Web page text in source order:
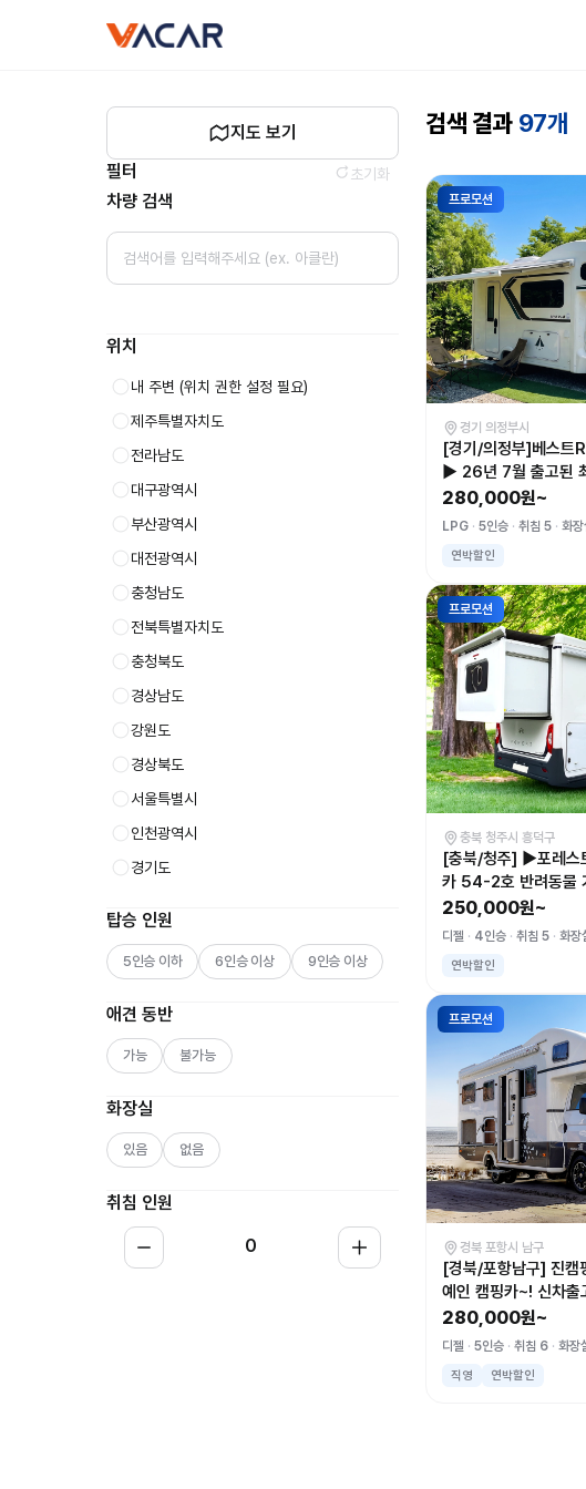
지도 보기
필터
초기화
차량 검색
위치
내 주변 (위치 권한 설정 필요)
제주특별자치도
전라남도
대구광역시
부산광역시
대전광역시
충청남도
전북특별자치도
충청북도
경상남도
강원도
경상북도
서울특별시
인천광역시
경기도
탑승 인원
5인승 이하 6인승 이상 9인승 이상
애견 동반
가능 불가능
화장실
있음 없음
취침 인원
0
검색 결과 97개
프로모션
경기 의정부시
[경기/의정부]베스트
▶ 26년 7월 출고된
핑 떠나 보세요◀57호
280,000원~
LPG 5인승 취침 5 화장
연박할인
프로모션
충북 청주시 흥덕구
[충북/청주] ▶포레스
카 54-2호 반려동물
250,000원~
디젤 4인승 취침 5 화장
연박할인
프로모션
경북 포항시 남구
[경북/포항남구] 진
예인 캠핑카~! 신차
280,000원~
디젤 5인승 취침 6 화장
직영 연박할인